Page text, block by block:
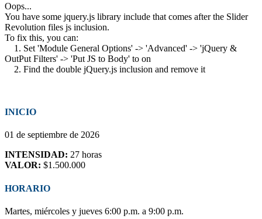
Oops...
You have some jquery.js library include that comes after the Slider
Revolution files js inclusion.
To fix this, you can:
1. Set 'Module General Options' -> 'Advanced' -> 'jQuery &
OutPut Filters' -> 'Put JS to Body' to on
2. Find the double jQuery.js inclusion and remove it
INICIO
01 de septiembre de 2026
INTENSIDAD: 27 horas
VALOR: $1.500.000
HORARIO
Martes, miércoles y jueves 6:00 p.m. a 9:00 p.m.